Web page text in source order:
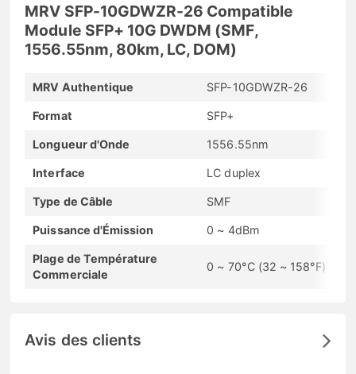
MRV SFP-10GDWZR-26 Compatible
Module SFP+ 10G DWDM (SMF,
1556.55nm, 80km, LC, DOM)
MRV Authentique SFP-10GDWZR-26
Format SFP+
Longueur d'Onde 1556.55nm
Interface LC duplex
Type de Câble SMF
Puissance d'Émission 0 ~ 4dBm
Plage de Température
Commerciale
0 ~ 70°C (32 ~ 158°F)
Avis des clients